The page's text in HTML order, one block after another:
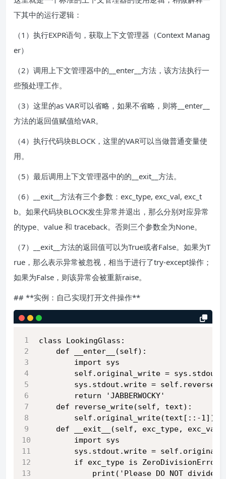
下其中的运行逻辑：
（1）执行EXPR语句，获取上下文管理器（Context Manag
er）
（2）调用上下文管理器中的__enter__方法，该方法执行一
些预处理工作。
（3）这里的as VAR可以省略，如果不省略，则将__enter__
方法的返回值赋值给VAR。
（4）执行代码块BLOCK，这里的VAR可以当做普通变量使
用。
（5）最后调用上下文管理器中的的__exit__方法。
（6）__exit__方法有三个参数：exc_type, exc_val, exc_t
b。如果代码块BLOCK发生异常并退出，那么分别对应异常
的type、value 和 traceback。否则三个参数全为None。
（7）__exit__方法的返回值可以为True或者False。如果为T
rue，那么表示异常被忽视，相当于进行了try-except操作；
如果为False，则该异常会被重新raise。
## **实例：自己实现打开文件操作**
class LookingGlass:
    def __enter__(self):
        import sys
self.original_write =
sys.stdout.write =
        return 'JABBERWOCKY'
    def reverse_write(self, text):
        self.original_write(text[::-1])
def __exit__(self, exc_type,
        import sys
sys.stdout.write =
        if exc_type is ZeroDivisionError:
print('Please DO NOT divide